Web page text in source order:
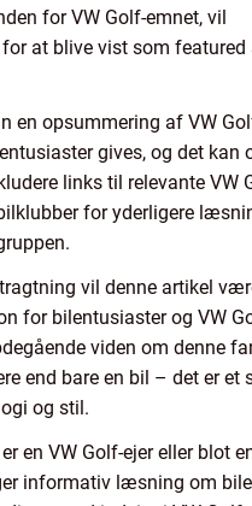
for VW Golf-emnet, vil
at blive vist som featured
en opsummering af VW
gives, og det kan
links til relevante VW
for yderligere
vil denne artikel
for bilentusiaster og VW
viden om denne
end bare en bil – det er et
og stil.
en VW Golf-ejer eller blot
informativ læsning om